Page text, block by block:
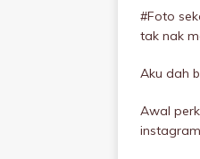
#Foto
tak nak
Aku dah
Awal